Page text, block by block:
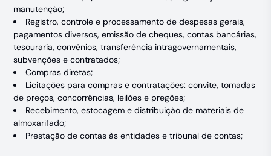
manutenção;
Registro, controle e processamento de despesas gerais,
pagamentos diversos, emissão de cheques, contas bancárias,
tesouraria, convênios, transferência intragovernamentais,
subvenções e contratados;
Compras diretas;
Licitações para compras e contratações: convite, tomadas
de preços, concorrências, leilões e pregões;
Recebimento, estocagem e distribuição de materiais de
almoxarifado;
Prestação de contas às entidades e tribunal de contas;